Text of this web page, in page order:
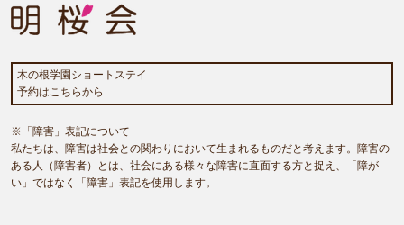
木の根学園ショートステイ
予約はこちらから
※「障害」表記について
私たちは、障害は社会との関わりにおいて生まれるものだと考えます。障害の
ある人（障害者）とは、社会にある様々な障害に直面する方と捉え、「障が
い」ではなく「障害」表記を使用します。